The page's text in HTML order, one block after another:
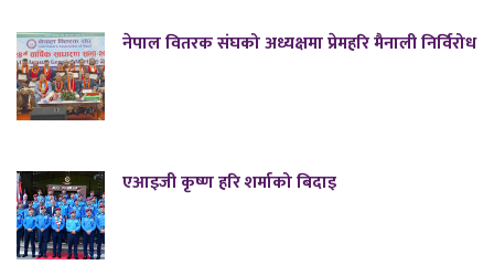
नेपाल वितरक संघको अध्यक्षमा प्रेमहरि मैनाली निर्विरोध
एआइजी कृष्ण हरि शर्माको बिदाइ